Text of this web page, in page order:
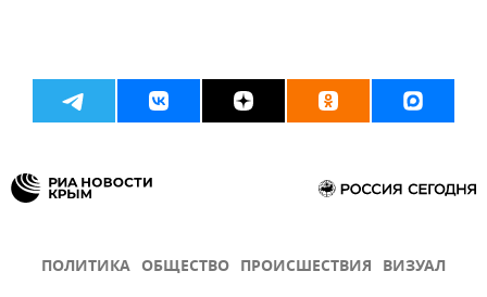
ПОЛИТИКА ОБЩЕСТВО ПРОИСШЕСТВИЯ ВИЗУАЛ